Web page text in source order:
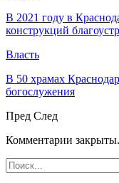
В 2021 году в
конструкций
Власть
В 50 храмах
богослужения
Пред След
Комментарии закрыты.